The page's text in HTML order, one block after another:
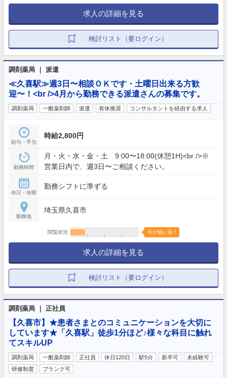
求人の詳細を見る
検討リスト（要ログイン）
調剤薬局 ｜ 派遣
≪久喜駅≫週3日〜相談ＯＫです・土曜日出来る方歓
迎〜！<br />4月から勤務できる派遣さんの募集です。
調剤薬局 一般薬剤師 派遣 有休推奨 コンサルタントを経由する求人
給与・手当
時給2,800円
勤務時間
月・火・水・金・土 9:00〜18:00(休憩1H)<br />※
営業日内で、週3日〜ご相談ください。
休日・休暇
勤務シフトに準ずる
勤務地
埼玉県久喜市
閲覧状況 今が狙い目！
求人の詳細を見る
検討リスト（要ログイン）
調剤薬局 ｜ 正社員
【久喜市】★患者さまとのコミュニケーションを大切に
しています★「久喜駅」徒歩1分ほど♪様々な科目に触れ
てスキルUP
調剤薬局 一般薬剤師 正社員 休日120日 駅5分 新卒可
未経験可
研修制度
ブランク可